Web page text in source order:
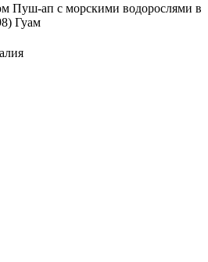
Пуш-ап с морскими водорослями в
Гуам